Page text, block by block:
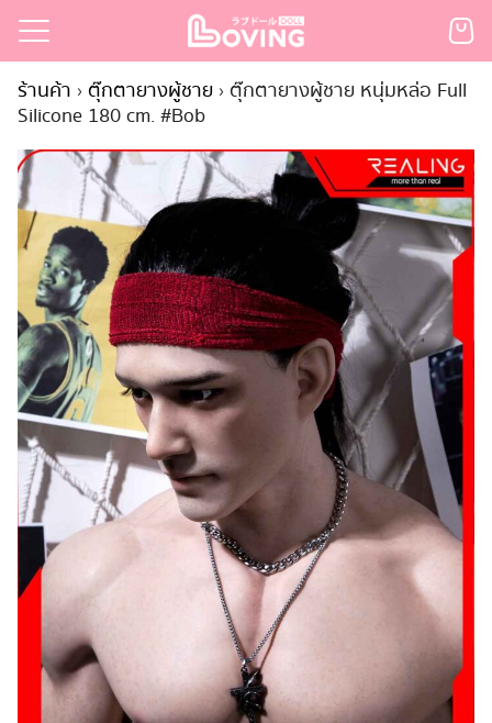
Skip
content
ก
ามแบรนด์
สั่งซื้อ
ะเงิน
ค้า
for:
ร้านค้า › ตุ๊กตายางผู้ชาย › ตุ๊กตายางผู้ชาย หนุ่มหล่อ Full
Silicone 180 cm. #Bob